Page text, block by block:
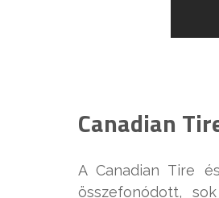
Canadian
A Canadian Tire
összefonódott,